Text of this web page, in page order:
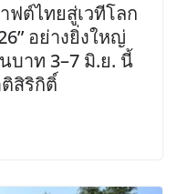
ฟต์ไทยสู่เวทีโลก
อย่างยิ่งใหญ่
บาท 3–7 มิ.ย. นี้
สิริกิติ์